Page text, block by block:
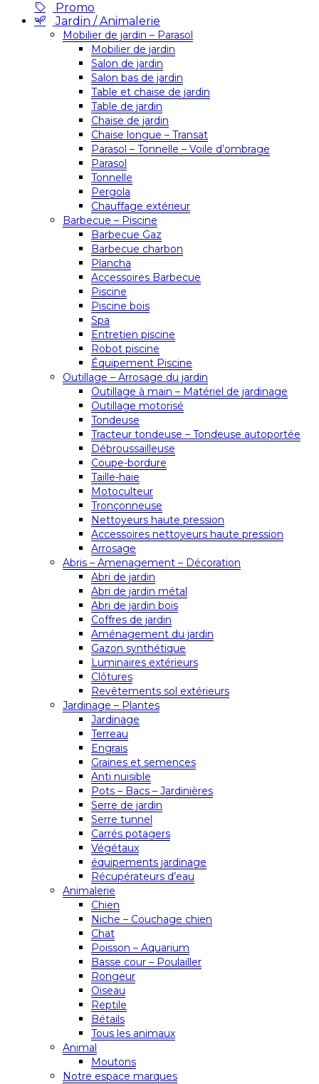
Promo
Jardin / Animalerie
Mobilier de jardin – Parasol
Mobilier de jardin
Salon de jardin
Salon bas de jardin
Table et chaise de jardin
Table de jardin
Chaise de jardin
Chaise longue – Transat
Parasol – Tonnelle – Voile d’ombrage
Parasol
Tonnelle
Pergola
Chauffage extérieur
Barbecue – Piscine
Barbecue Gaz
Barbecue charbon
Plancha
Accessoires Barbecue
Piscine
Piscine bois
Spa
Entretien piscine
Robot piscine
Équipement Piscine
Outillage – Arrosage du jardin
Outillage à main – Matériel de jardinage
Outillage motorisé
Tondeuse
Tracteur tondeuse – Tondeuse autoportée
Débroussailleuse
Coupe-bordure
Taille-haie
Motoculteur
Tronçonneuse
Nettoyeurs haute pression
Accessoires nettoyeurs haute pression
Arrosage
Abris – Amenagement – Décoration
Abri de jardin
Abri de jardin métal
Abri de jardin bois
Coffres de jardin
Aménagement du jardin
Gazon synthétique
Luminaires extérieurs
Clôtures
Revêtements sol extérieurs
Jardinage – Plantes
Jardinage
Terreau
Engrais
Graines et semences
Anti nuisible
Pots – Bacs – Jardinières
Serre de jardin
Serre tunnel
Carrés potagers
Végétaux
équipements jardinage
Récupérateurs d’eau
Animalerie
Chien
Niche – Couchage chien
Chat
Poisson – Aquarium
Basse cour – Poulailler
Rongeur
Oiseau
Reptile
Bétails
Tous les animaux
Animal
Moutons
Notre espace marques